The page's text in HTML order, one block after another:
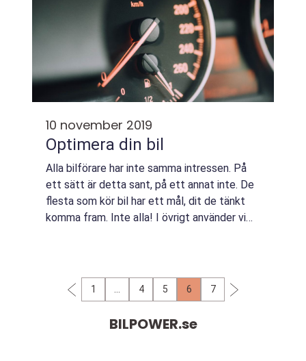
10 november 2019
Optimera din bil
Alla bilförare har inte samma intressen. På
ett sätt är detta sant, på ett annat inte. De
flesta som kör bil har ett mål, dit de tänkt
komma fram. Inte alla! I övrigt använder vi
1 4 5 6 7
BILPOWER.se